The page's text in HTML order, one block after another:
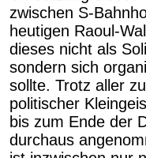
zwischen S-
heutigen Raoul-
dieses nicht als
sondern sich
sollte. Trotz aller
politischer
bis zum Ende der
durchaus